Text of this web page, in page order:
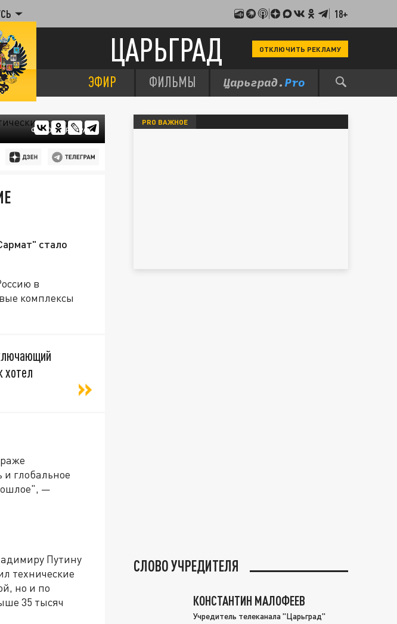
18+
ЦАРЬГРАД ОТКЛЮЧИТЬ РЕКЛАМУ
ЭФИР ФИЛЬМЫ
ФОТО: ЦАРЬГРАД
стало
в
комплексы
хотел
и глобальное
—
Путину
технические
но и по
35 тысяч
PRO ВАЖНОЕ
СЛОВО УЧРЕДИТЕЛЯ
КОНСТАНТИН МАЛОФЕЕВ
Учредитель телеканала "Царьград"